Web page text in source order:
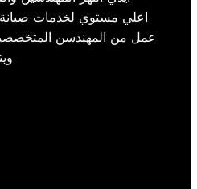
اعلي مستوي لخدمات صيانة
عمل من المهندسن